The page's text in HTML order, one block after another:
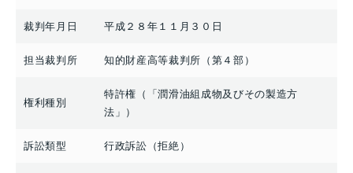
裁判年月日 平成２８年１１月３０日
担当裁判所 知的財産高等裁判所（第４部）
権利種別
特許権（「潤滑油組成物及びその製造方
法」）
訴訟類型 行政訴訟（拒絶）